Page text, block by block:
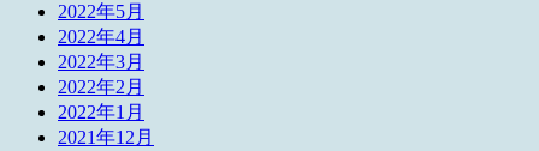
2022年5月
2022年4月
2022年3月
2022年2月
2022年1月
2021年12月